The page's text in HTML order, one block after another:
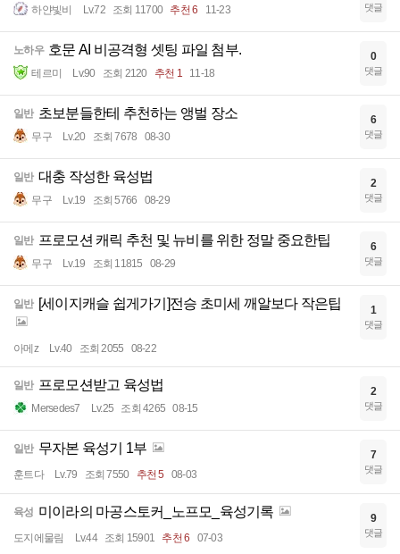
하얀빛비 Lv.72 조회 11700 추천 6 11-23 댓글
노하우 호문 AI 비공격형 셋팅 파일 첨부.
테르미 Lv.90 조회 2120 추천 1 11-18
0
댓글
일반 초보분들한테 추천하는 앵벌 장소
무구 Lv.20 조회 7678 08-30
6
댓글
일반 대충 작성한 육성법
무구 Lv.19 조회 5766 08-29
2
댓글
일반 프로모션 캐릭 추천 및 뉴비를 위한 정말 중요한팁
무구 Lv.19 조회 11815 08-29
6
댓글
일반 [세이지캐슬 쉽게가기]전승 초미세 깨알보다 작은팁
아메z Lv.40 조회 2055 08-22
1
댓글
일반 프로모션받고 육성법
Mersedes7 Lv.25 조회 4265 08-15
2
댓글
일반 무자본 육성기 1부
훈트다 Lv.79 조회 7550 추천 5 08-03
7
댓글
육성 미이라의 마공스토커_노프모_육성기록
도지에물림 Lv.44 조회 15901 추천 6 07-03
9
댓글